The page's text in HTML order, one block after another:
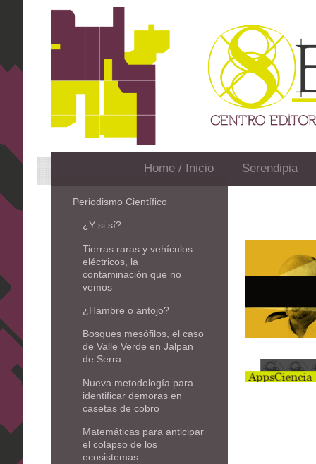
Home / Inicio Serendipia
Periodismo Científico
¿Y si sí?
Tierras raras y vehículos
eléctricos, la
contaminación que no
vemos
¿Hambre o antojo?
Bosques mesófilos, el caso
de Valle Verde en Jalpan
de Serra
Nueva metodología para
identificar demoras en
casetas de cobro
Matemáticas para anticipar
el colapso de los
ecosistemas